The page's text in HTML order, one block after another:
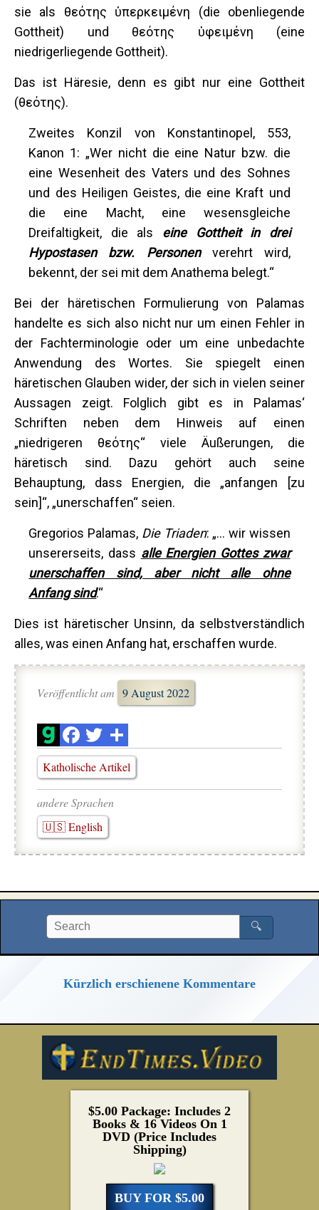
sie als θεότης ὑπερκειμένη (die obenliegende
Gottheit) und θεότης ὑφειμένη (eine
niedrigerliegende Gottheit).
Das ist Häresie, denn es gibt nur eine Gottheit
(θεότης).
Zweites Konzil von Konstantinopel, 553,
Kanon 1: „Wer nicht die eine Natur bzw. die
eine Wesenheit des Vaters und des Sohnes
und des Heiligen Geistes, die eine Kraft und
die eine Macht, eine wesensgleiche
Dreifaltigkeit, die als
eine Gottheit in drei
Hypostasen bzw. Personen
verehrt wird,
bekennt, der sei mit dem Anathema belegt.“
Bei der häretischen Formulierung von Palamas
handelte es sich also nicht nur um einen Fehler in
der Fachterminologie oder um eine unbedachte
Anwendung des Wortes. Sie spiegelt einen
häretischen Glauben wider, der sich in vielen seiner
Aussagen zeigt. Folglich gibt es in Palamas‘
Schriften neben dem Hinweis auf einen
„niedrigeren θεότης“ viele Äußerungen, die
häretisch sind. Dazu gehört auch seine
Behauptung, dass Energien, die „anfangen [zu
sein]“, „unerschaffen“ seien.
Gregorios Palamas, Die Triaden: „... wir wissen
unsererseits, dass alle Energien Gottes zwar
unerschaffen sind, aber nicht alle ohne
Anfang sind.“
Dies ist häretischer Unsinn, da selbstverständlich
alles, was einen Anfang hat, erschaffen wurde.
Veröffentlicht am 9 August 2022
Katholische Artikel
andere Sprachen
🇺🇸 English
🔍
Kürzlich erschienene Kommentare
$5.00 Package: Includes 2
Books & 16 Videos On 1
DVD (Price Includes
Shipping)
BUY FOR $5.00